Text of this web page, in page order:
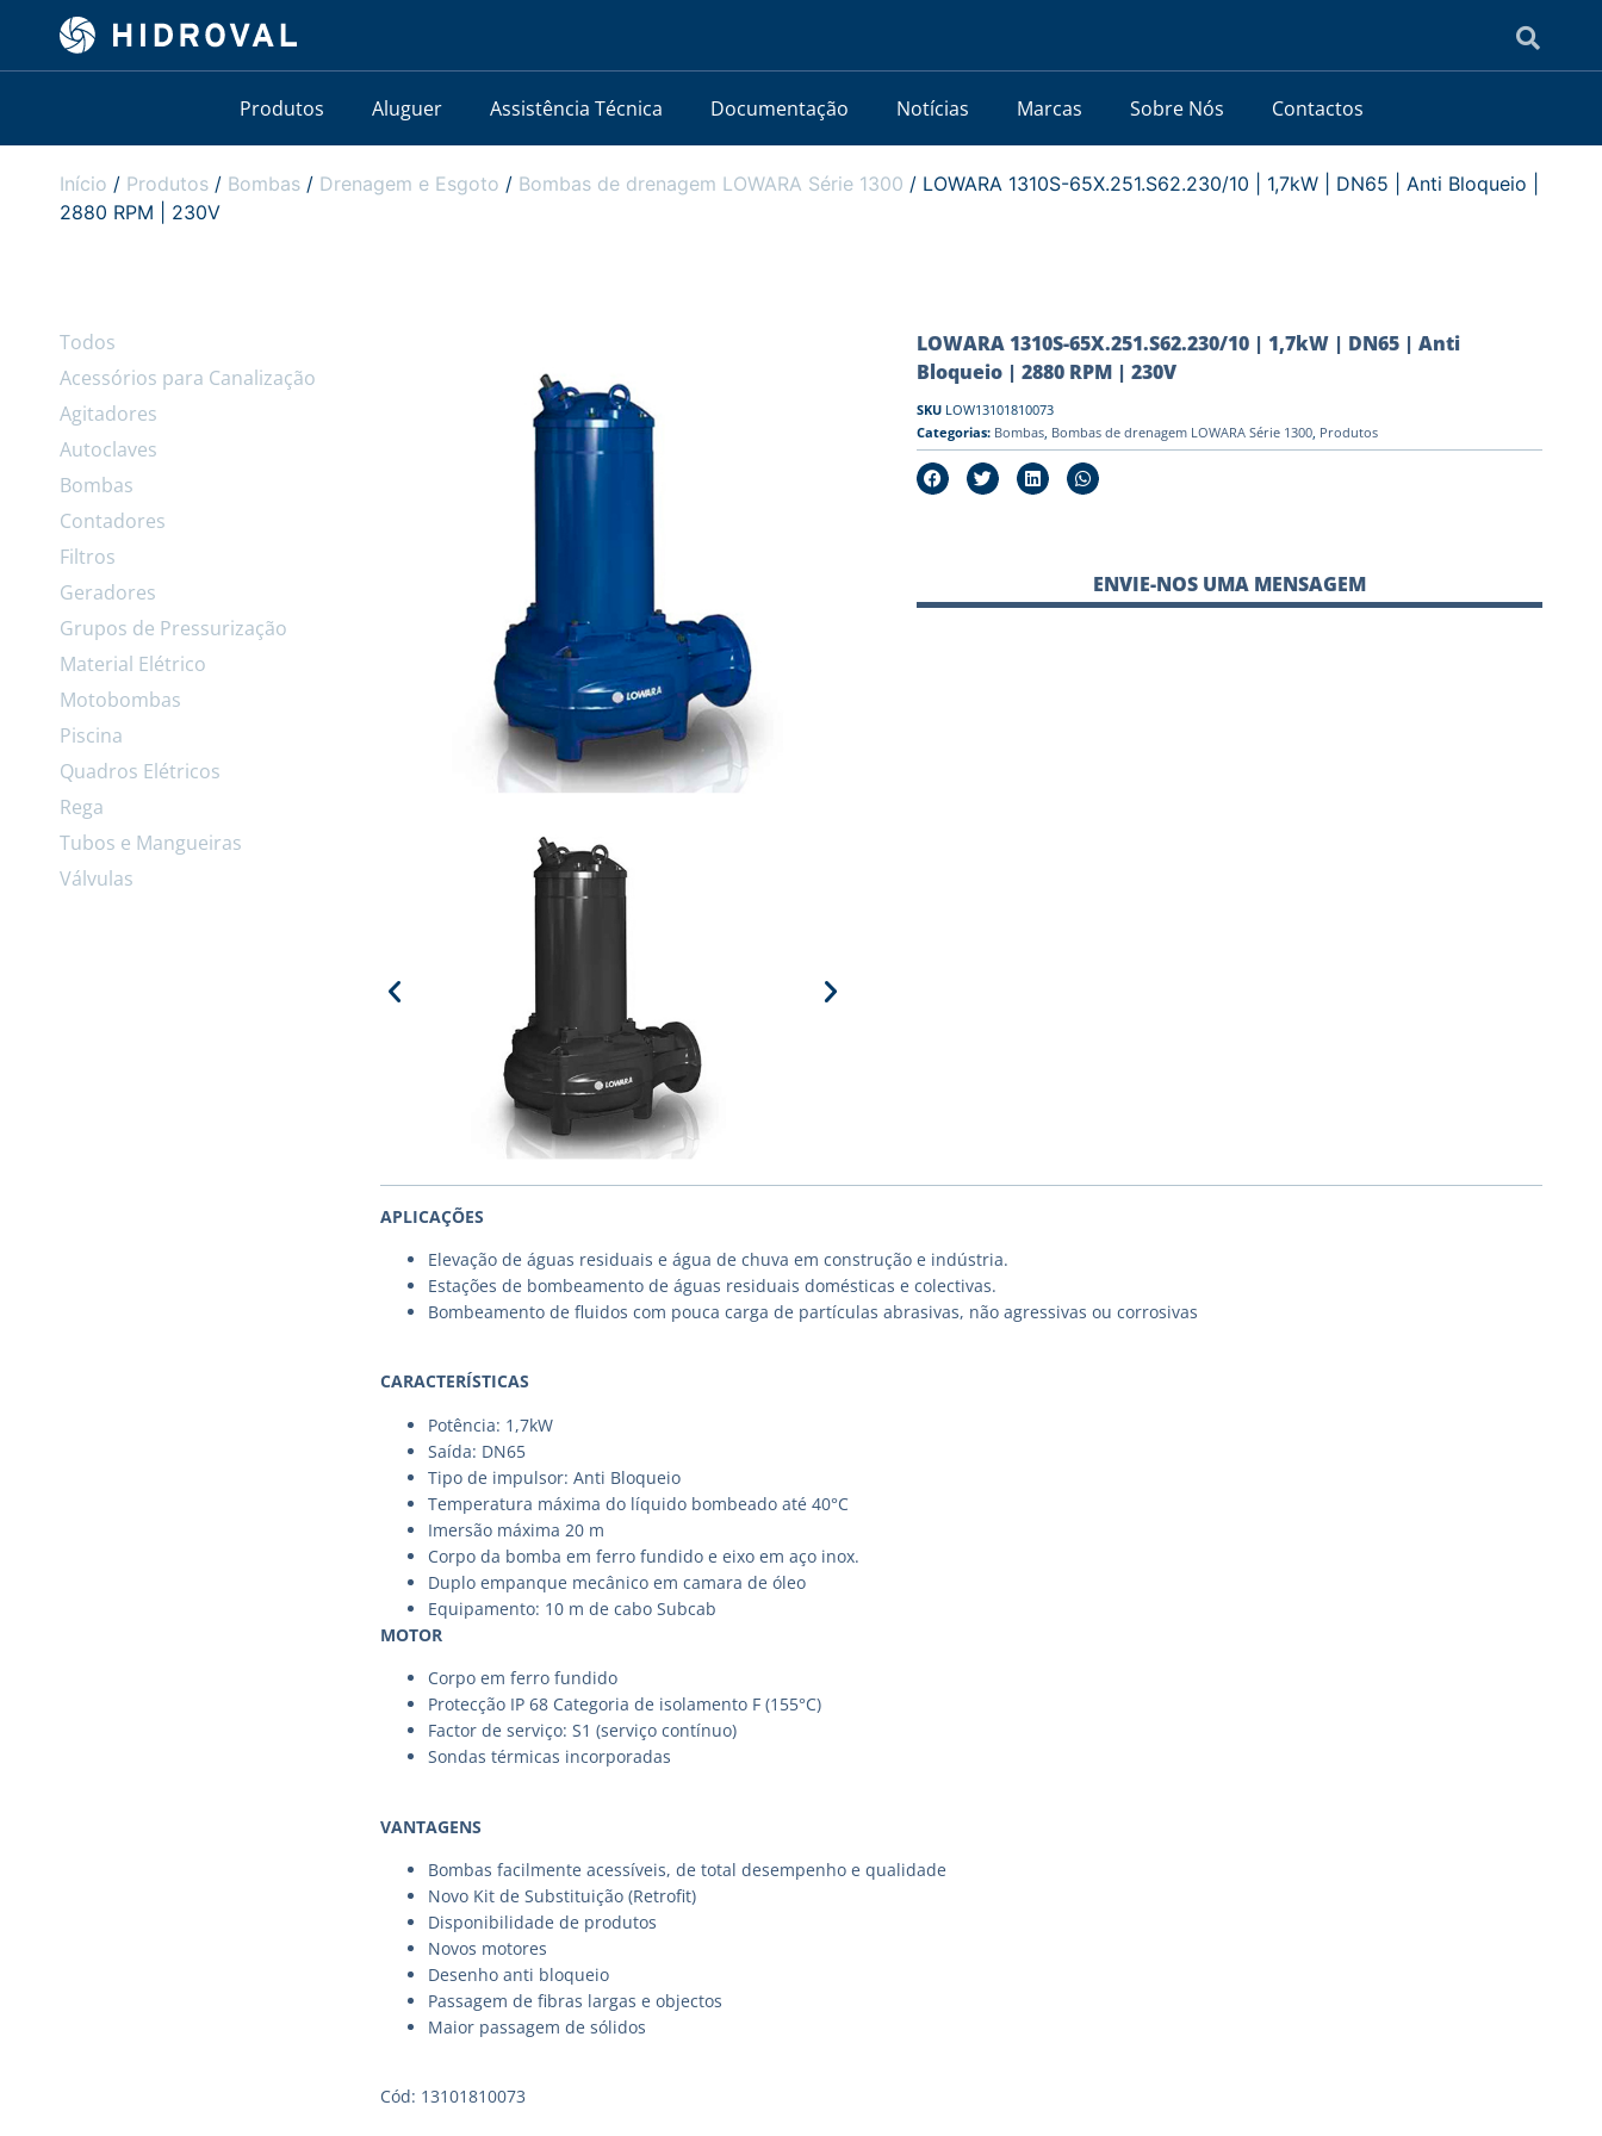
Produtos Aluguer Assistência Técnica Documentação Notícias Marcas Sobre Nós Contactos
Início / Produtos / Bombas / Drenagem e Esgoto / Bombas de drenagem LOWARA Série 1300 / LOWARA 1310S-65X.251.S62.230/10 | 1,7kW | DN65 | Anti Bloqueio |
2880 RPM | 230V
Todos
Acessórios para Canalização
Agitadores
Autoclaves
Bombas
Contadores
Filtros
Geradores
Grupos de Pressurização
Material Elétrico
Motobombas
Piscina
Quadros Elétricos
Rega
Tubos e Mangueiras
Válvulas
LOWARA 1310S-65X.251.S62.230/10 | 1,7kW | DN65 | Anti
Bloqueio | 2880 RPM | 230V
SKU LOW13101810073
Categorias: Bombas, Bombas de drenagem LOWARA Série 1300, Produtos
ENVIE-NOS UMA MENSAGEM
APLICAÇÕES
Elevação de águas residuais e água de chuva em construção e indústria.
Estações de bombeamento de águas residuais domésticas e colectivas.
Bombeamento de fluidos com pouca carga de partículas abrasivas, não agressivas ou corrosivas
CARACTERÍSTICAS
Potência: 1,7kW
Saída: DN65
Tipo de impulsor: Anti Bloqueio
Temperatura máxima do líquido bombeado até 40°C
Imersão máxima 20 m
Corpo da bomba em ferro fundido e eixo em aço inox.
Duplo empanque mecânico em camara de óleo
Equipamento: 10 m de cabo Subcab
MOTOR
Corpo em ferro fundido
Protecção IP 68 Categoria de isolamento F (155°C)
Factor de serviço: S1 (serviço contínuo)
Sondas térmicas incorporadas
VANTAGENS
Bombas facilmente acessíveis, de total desempenho e qualidade
Novo Kit de Substituição (Retrofit)
Disponibilidade de produtos
Novos motores
Desenho anti bloqueio
Passagem de fibras largas e objectos
Maior passagem de sólidos
Cód: 13101810073